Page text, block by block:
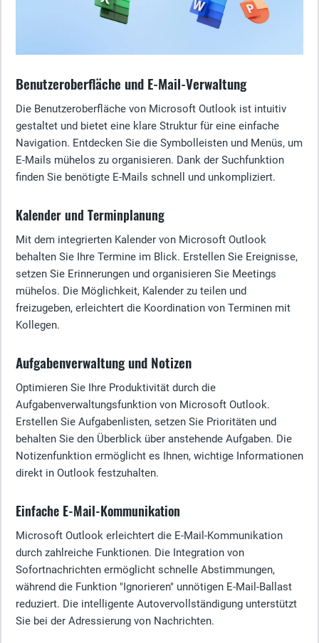
Benutzeroberfläche und E-Mail-Verwaltung
Die Benutzeroberfläche von Microsoft Outlook ist intuitiv
gestaltet und bietet eine klare Struktur für eine einfache
Navigation. Entdecken Sie die Symbolleisten und Menüs, um
E-Mails mühelos zu organisieren. Dank der Suchfunktion
finden Sie benötigte E-Mails schnell und unkompliziert.
Kalender und Terminplanung
Mit dem integrierten Kalender von Microsoft Outlook
behalten Sie Ihre Termine im Blick. Erstellen Sie Ereignisse,
setzen Sie Erinnerungen und organisieren Sie Meetings
mühelos. Die Möglichkeit, Kalender zu teilen und
freizugeben, erleichtert die Koordination von Terminen mit
Kollegen.
Aufgabenverwaltung und Notizen
Optimieren Sie Ihre Produktivität durch die
Aufgabenverwaltungsfunktion von Microsoft Outlook.
Erstellen Sie Aufgabenlisten, setzen Sie Prioritäten und
behalten Sie den Überblick über anstehende Aufgaben. Die
Notizenfunktion ermöglicht es Ihnen, wichtige Informationen
direkt in Outlook festzuhalten.
Einfache E-Mail-Kommunikation
Microsoft Outlook erleichtert die E-Mail-Kommunikation
durch zahlreiche Funktionen. Die Integration von
Sofortnachrichten ermöglicht schnelle Abstimmungen,
während die Funktion "Ignorieren" unnötigen E-Mail-Ballast
reduziert. Die intelligente Autovervollständigung unterstützt
Sie bei der Adressierung von Nachrichten.